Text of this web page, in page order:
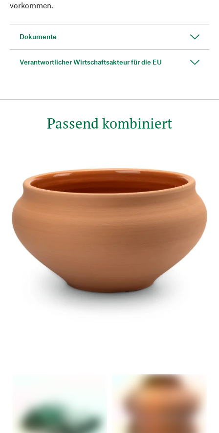
vorkommen.
Dokumente
Verantwortlicher Wirtschaftsakteur für die EU
Passend kombiniert